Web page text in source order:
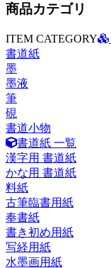
商品カテゴリ
ITEM CATEGORY
書道紙
墨
墨液
筆
硯
書道小物
書道紙 一覧
漢字用 書道紙
かな用 書道紙
料紙
古筆臨書用紙
奉書紙
書き初め用紙
写経用紙
水墨画用紙